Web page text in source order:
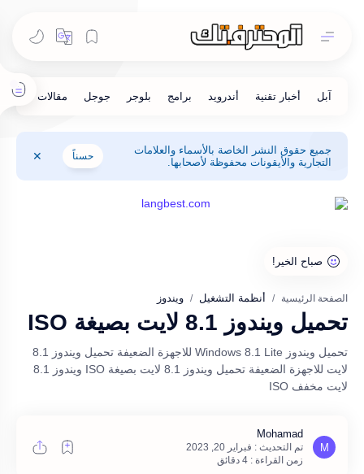
جميع حقوق النشر الخاصة بالأسماء والعلامات
التجارية والأيقونات محفوظة لأصحابها.
حسناً
الصفحة الرئيسية أنظمة التشغيل ويندوز
تحميل ويندوز 8.1 لايت بصيغة ISO
تحميل ويندوز Windows 8.1 Lite للاجهزة الضعيفة تحميل ويندوز 8.1
لايت للاجهزة الضعيفة تحميل ويندوز 8.1 لايت بصيغة ISO ويندوز 8.1
لايت مخفف ISO
زمن القراءة : 4 دقائق